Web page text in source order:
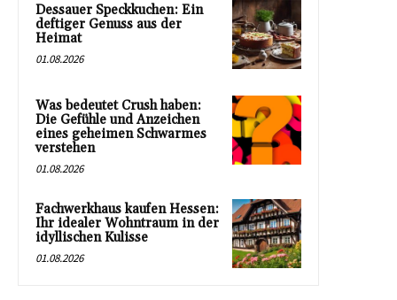
Dessauer Speckkuchen: Ein
deftiger Genuss aus der
Heimat
01.08.2026
Was bedeutet Crush haben:
Die Gefühle und Anzeichen
eines geheimen Schwarmes
verstehen
01.08.2026
Fachwerkhaus kaufen Hessen:
Ihr idealer Wohntraum in der
idyllischen Kulisse
01.08.2026